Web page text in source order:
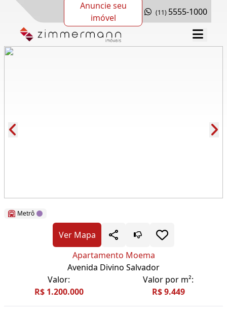
Anuncie seu
imóvel
(11) 5555-1000
Metrô
Ver Mapa
Apartamento Moema
Avenida Divino Salvador
Valor:
R$ 1.200.000
Valor por m²:
R$ 9.449